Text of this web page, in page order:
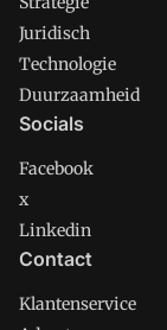
Juridisch
Technologie
Duurzaamheid
Socials
Facebook
x
Linkedin
Contact
Klantenservice